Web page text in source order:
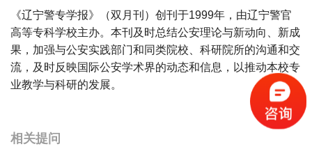
《辽宁警专学报》（双月刊）创刊于1999年，由辽宁警官
高等专科学校主办。本刊及时总结公安理论与新动向、新成
果，加强与公安实践部门和同类院校、科研院所的沟通和交
流，及时反映国际公安学术界的动态和信息，以推动本校专
业教学与科研的发展。
相关提问